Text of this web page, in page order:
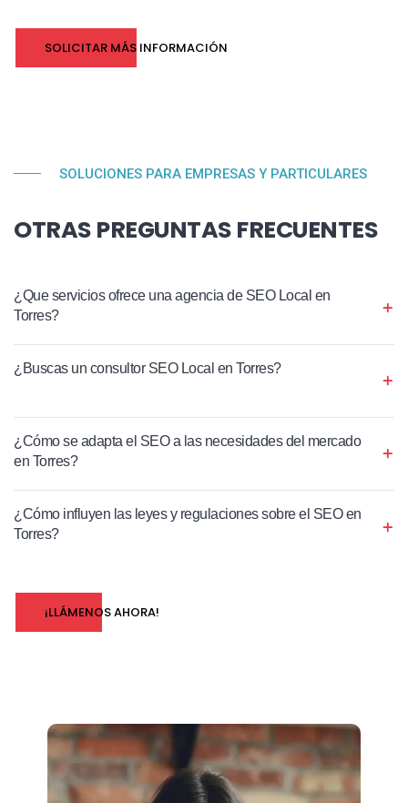
SOLICITAR MÁS INFORMACIÓN
SOLUCIONES PARA EMPRESAS Y PARTICULARES
OTRAS PREGUNTAS FRECUENTES
¿Que servicios ofrece una agencia de SEO Local en
Torres?
¿Buscas un consultor SEO Local en Torres?
¿Cómo se adapta el SEO a las necesidades del mercado
en Torres?
¿Cómo influyen las leyes y regulaciones sobre el SEO en
Torres?
¡LLÁMENOS AHORA!